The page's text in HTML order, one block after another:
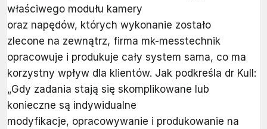
właściwego modułu kamery
oraz napędów, których wykonanie zostało
zlecone na zewnątrz, firma mk-messtechnik
opracowuje i produkuje cały system sama, co ma
korzystny wpływ dla klientów. Jak podkreśla dr Kull:
„Gdy zadania stają się skomplikowane lub
konieczne są indywidualne
modyfikacje, opracowywanie i produkowanie na